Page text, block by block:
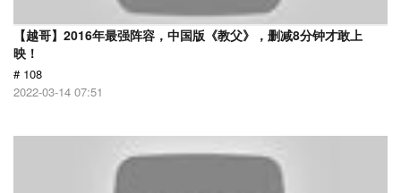
【越哥】2016年最强阵容，中国版《教父》，删减8分钟才敢上
映！
# 108
2022-03-14 07:51